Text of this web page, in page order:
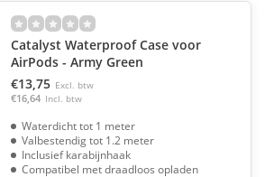
Catalyst Waterproof Case voor
AirPods - Army Green
€13,75 Excl. btw
€16,64 Incl. btw
Waterdicht tot 1 meter
Valbestendig tot 1.2 meter
Inclusief karabijnhaak
Compatibel met draadloos opladen